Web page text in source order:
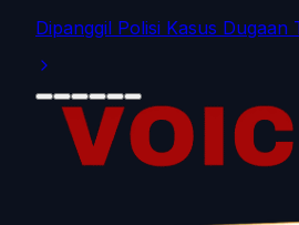
Dipanggil Polisi Kasus